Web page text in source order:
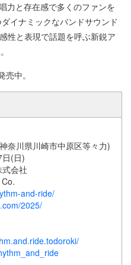
力と存在感で多くのファンを
イナミックなバンドサウンド
性と表現で話題を呼ぶ新鋭ア
売中。
奈川県川崎市中原区等々力)
日(日)
式会社
and-ride/
2025/